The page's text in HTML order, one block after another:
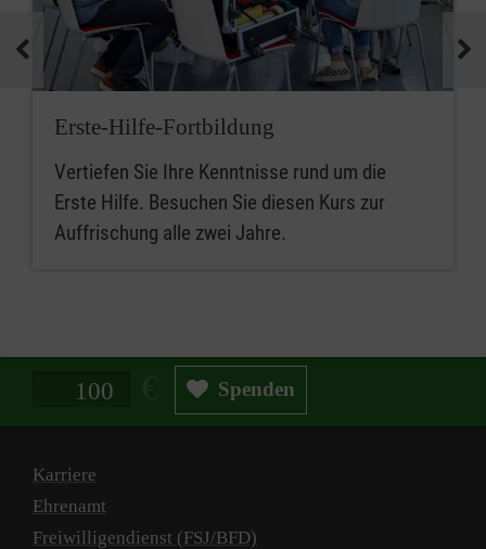
Erste-Hilfe-Fortbildung
Vertiefen Sie Ihre Kenntnisse rund um die
Erste Hilfe. Besuchen Sie diesen Kurs zur
Auffrischung alle zwei Jahre.
Spendenbetrag in Euro Spenden
Karriere
Ehrenamt
Freiwilligendienst (FSJ/BFD)